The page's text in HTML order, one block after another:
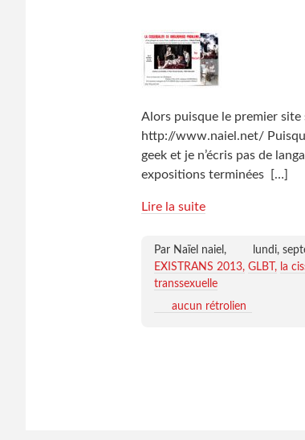
Alors puisque le premier
http://www.naiel.net/
geek et je n’écris pas de
expositions terminées
[…]
Lire la suite
Par Naïel naiel, lundi,
EXISTRANS 2013 GLBT la
transsexuelle
aucun rétrolien